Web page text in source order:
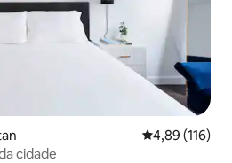
4,89 de uma
4,89 (116)
cidade